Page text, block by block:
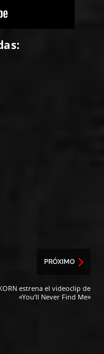
PRÓXIMO
estrena el videoclip de
«You’ll Never Find Me»